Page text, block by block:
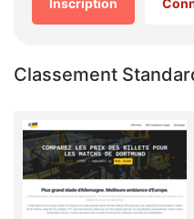
Inscription
Classement